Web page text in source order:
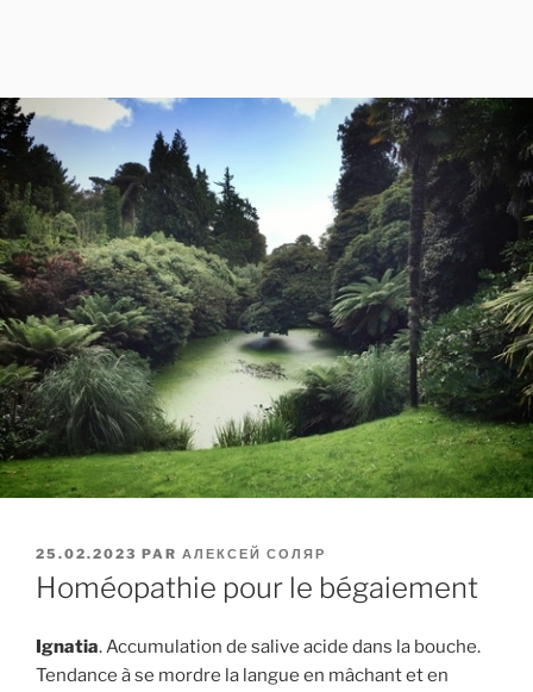
PUBLIÉ
LE
25.02.2023 PAR АЛЕКСЕЙ СОЛЯР
Homéopathie pour le bégaiement
Ignatia. Accumulation de salive acide dans la bouche.
Tendance à se mordre la langue en mâchant et en